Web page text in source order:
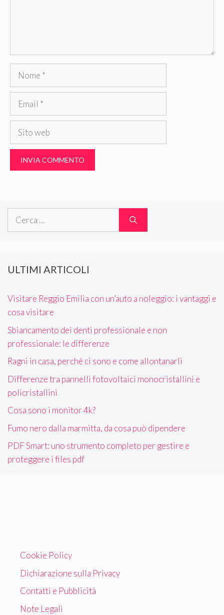
Nome
Email
Sito
Ricerca
ULTIMI ARTICOLI
Visitare Reggio Emilia con un’auto a noleggio: i vantaggi e
cosa visitare
Sbiancamento dei denti professionale e non
professionale: le differenze
Ragni in casa, perché ci sono e come allontanarli
Differenze tra pannelli fotovoltaici monocristallini e
policristallini
Cosa sono i monitor 4k?
Fumo nero dalla marmitta, da cosa può dipendere
PDF Smart: uno strumento completo per gestire e
proteggere i files pdf
Cookie Policy
Dichiarazione sulla Privacy
Contatti e Pubblicità
Note Legali